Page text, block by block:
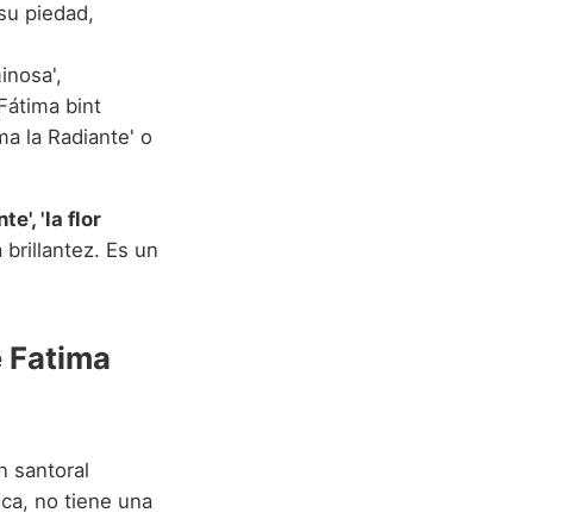
piedad,
bint
la Radiante' o
'la flor
brillantez. Es un
Fatima
santoral
no tiene una